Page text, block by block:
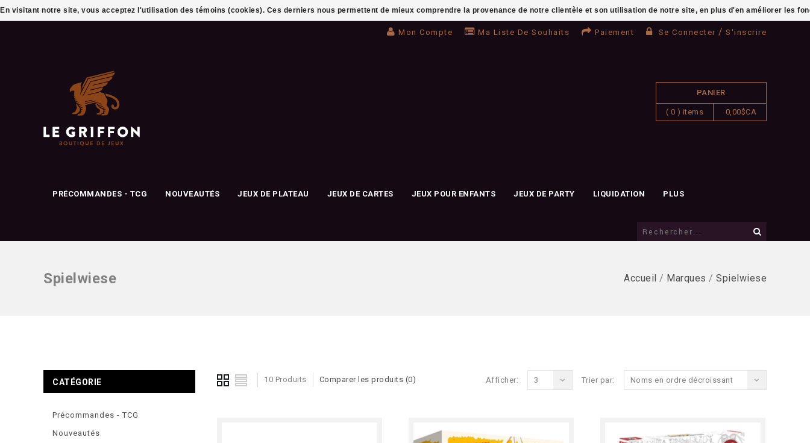
Mon Compte Ma Liste De Souhaits Paiement Se Connecter / S'inscrire
PANIER
( 0 ) items 0,00$CA
PRÉCOMMANDES - TCG NOUVEAUTÉS JEUX DE PLATEAU JEUX DE CARTES JEUX POUR ENFANTS JEUX DE PARTY LIQUIDATION PLUS
Spielwiese Accueil / Marques / Spielwiese
10 Produits Comparer les produits (0) Trier par: Noms en ordre décroissant
Afficher: 3
CATÉGORIE
Précommandes - TCG
Nouveautés
En visitant notre site, vous acceptez l'utilisation des témoins (cookies). Ces derniers nous permettent de mieux comprendre la provenance de notre clientèle et son utilisation de notre site, en plus d'en améliorer les